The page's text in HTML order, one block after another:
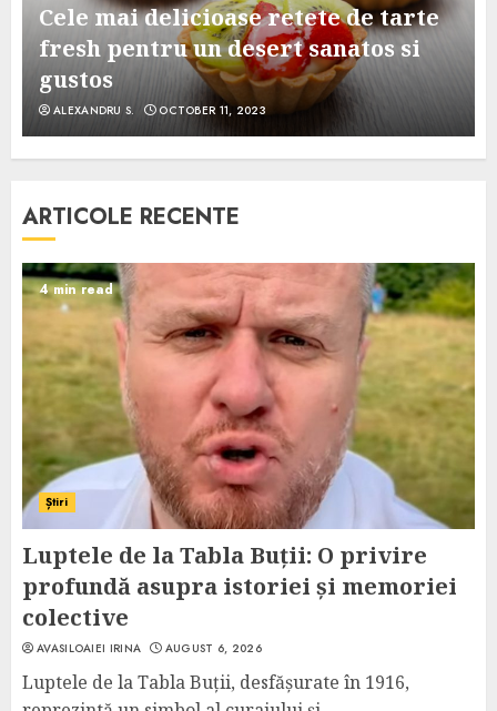
Cele mai delicioase retete de tarte
fresh pentru un desert sanatos si
gustos
ALEXANDRU S. OCTOBER 11, 2023
ARTICOLE RECENTE
4 min read
Știri
Luptele de la Tabla Buții: O privire
profundă asupra istoriei și memoriei
colective
AVASILOAIEI IRINA AUGUST 6, 2026
Luptele de la Tabla Buții, desfășurate în 1916,